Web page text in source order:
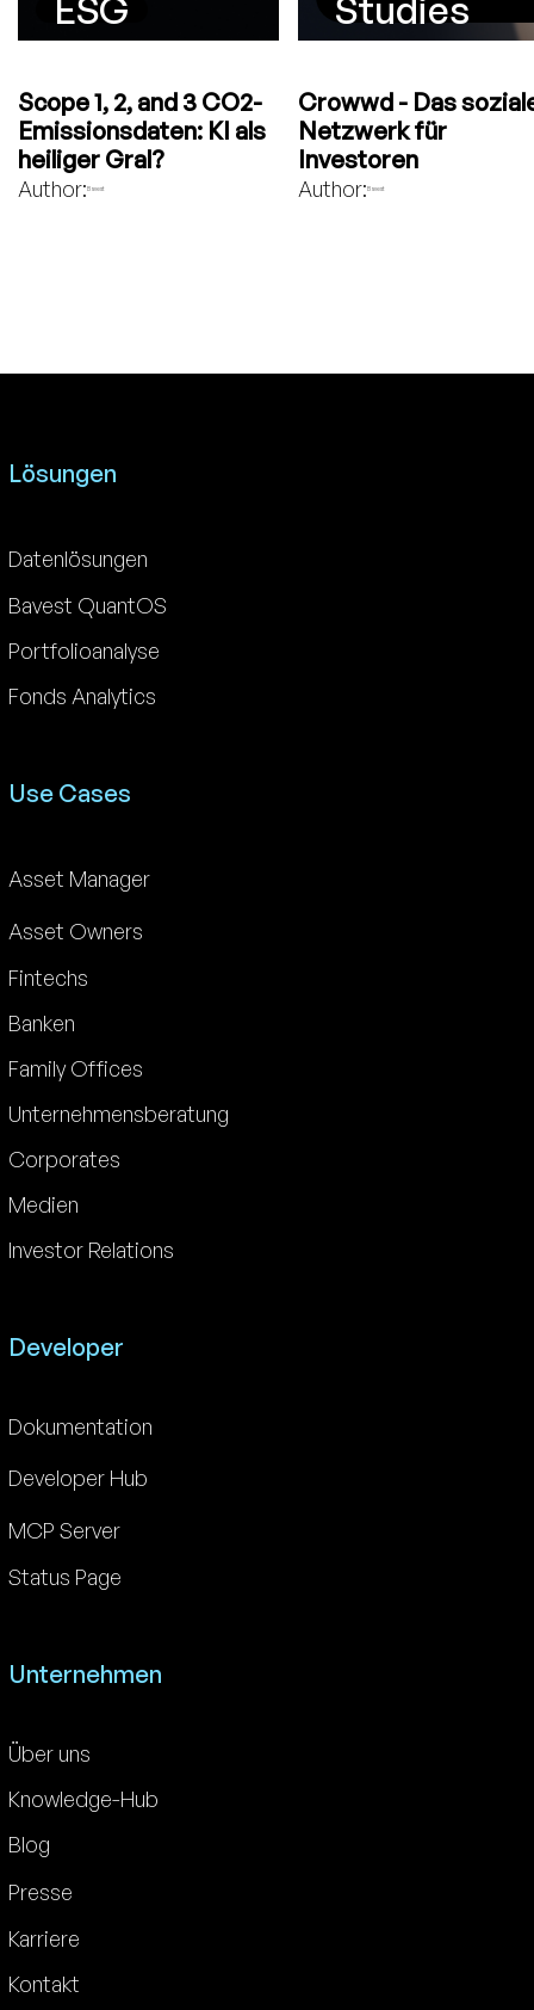
ESG
Scope 1, 2, and 3 CO2-
Emissionsdaten: KI als
heiliger Gral?
Author: Bavest
Studies
Crowwd - Das
Netzwerk für
Investoren
Author: Bavest
Lösungen
Datenlösungen
Bavest QuantOS
Portfolioanalyse
Fonds Analytics
Use Cases
Asset Manager
Asset Owners
Fintechs
Banken
Family Offices
Unternehmensberatung
Corporates
Medien
Investor Relations
Developer
Dokumentation
Developer Hub
MCP Server
Status Page
Unternehmen
Über uns
Knowledge-Hub
Blog
Presse
Karriere
Kontakt